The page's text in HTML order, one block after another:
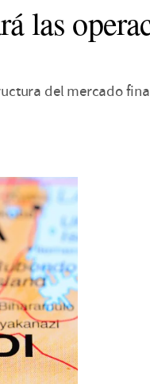
las
del mercado